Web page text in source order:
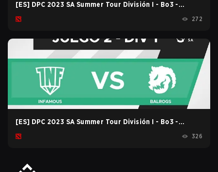
[ES] DPC 2023 SA Summer Tour División I - Bo3 -
Hokori vs Mad Kings game 1
272
[ES] DPC 2023 SA Summer Tour División I - Bo3 -
Infamous vs Balrogs game 2
326